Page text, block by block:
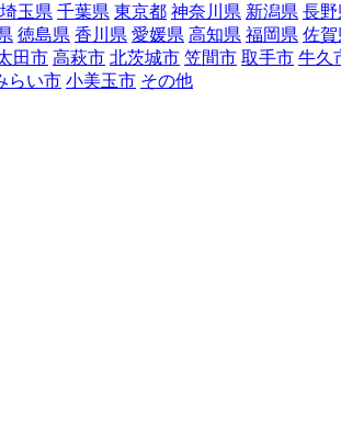
埼玉県 千葉県 東京都 神奈川県 新潟県 長野
徳島県 香川県 愛媛県 高知県 福岡県 佐賀
田市 高萩市 北茨城市 笠間市 取手市 牛久
らい市 小美玉市 その他